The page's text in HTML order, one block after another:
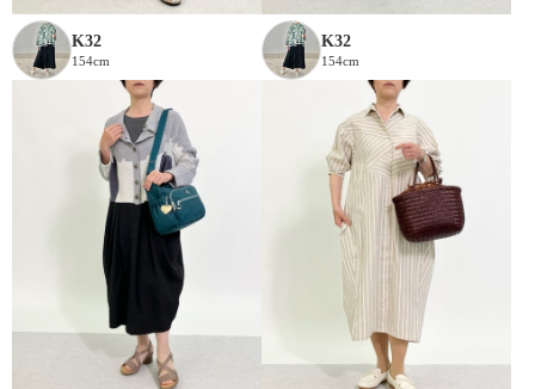
K32
154cm
K32
154cm